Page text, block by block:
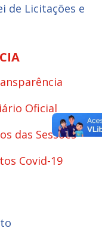
de Licitações e
Oficial
das Sessões
Covid-19